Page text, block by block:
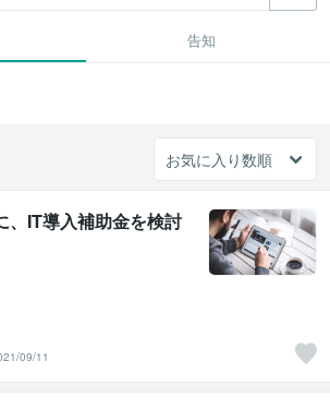
告知
、IT導入補助金を検討
09/11